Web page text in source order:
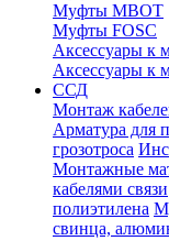
Муфты МВОТ
Муфты FOSC
Аксессуары к
Аксессуары к
ССД
Монтаж
Арматура для
грозотроса
Монтажные
кабелями связи
полиэтилена
свинца,